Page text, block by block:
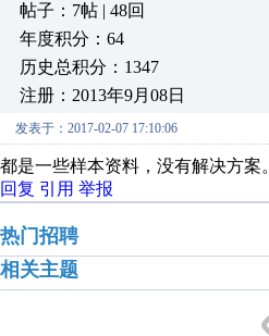
帖子：7帖 | 48回
年度积分：64
历史总积分：1347
注册：2013年9月08日
发表于：2017-02-07 17:10:06
都是一些样本资料，没有解决方案。
回复 引用 举报
热门招聘
相关主题